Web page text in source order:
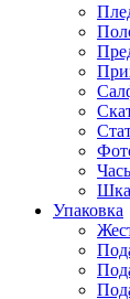
Упаковка